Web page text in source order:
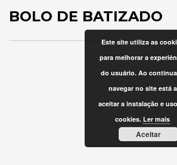
BOLO DE BATIZADO
Este site utiliza as
para melhorar a
do usuário. Ao
navegar no site está a
aceitar a instalação e
cookies. Ler mais
Aceitar